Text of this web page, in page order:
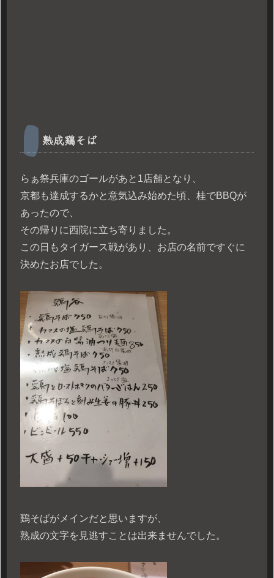
熟成鶏そば
らぁ祭兵庫のゴールがあと1店舗となり、
京都も達成するかと意気込み始めた頃、桂でBBQが
あったので、
その帰りに西院に立ち寄りました。
この日もタイガース戦があり、お店の名前ですぐに
決めたお店でした。
鷄そばがメインだと思いますが、
熟成の文字を見逃すことは出来ませんでした。